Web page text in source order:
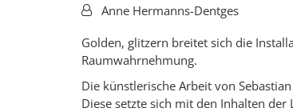
Von:Anne Hermanns-Dentges
Golden, glitzern breitet sich die
Raumwahrnehmung.
Die künstlerische Arbeit von
Diese setzte sich mit den Inhalten